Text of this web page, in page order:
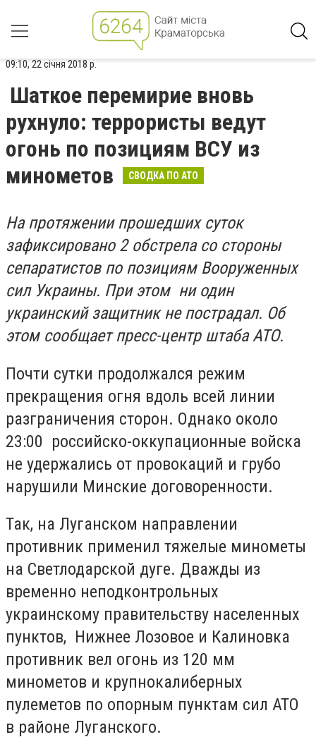
09:10, 22 січня 2018 р.
Шаткое перемирие вновь
рухнуло: террористы ведут
огонь по позициям ВСУ из
минометов
СВОДКА ПО АТО
На протяжении прошедших суток
зафиксировано 2 обстрела со стороны
сепаратистов по позициям Вооруженных
сил Украины. При этом ни один
украинский защитник не пострадал. Об
этом сообщает пресс-центр штаба АТО.
Почти сутки продолжался режим
прекращения огня вдоль всей линии
разграничения сторон. Однако около
23:00 российско-оккупационные войска
не удержались от провокаций и грубо
нарушили Минские договоренности.
Так, на Луганском направлении
противник применил тяжелые минометы
на Светлодарской дуге. Дважды из
временно неподконтрольных
украинскому правительству населенных
пунктов, Нижнее Лозовое и Калиновка
противник вел огонь из 120 мм
минометов и крупнокалиберных
пулеметов по опорным пунктам сил АТО
в районе Луганского.